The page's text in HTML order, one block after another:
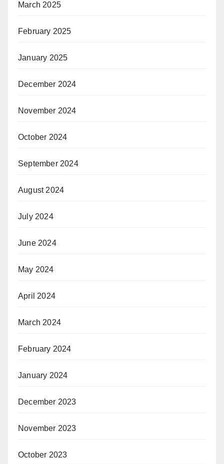
March 2025
February 2025
January 2025
December 2024
November 2024
October 2024
September 2024
August 2024
July 2024
June 2024
May 2024
April 2024
March 2024
February 2024
January 2024
December 2023
November 2023
October 2023